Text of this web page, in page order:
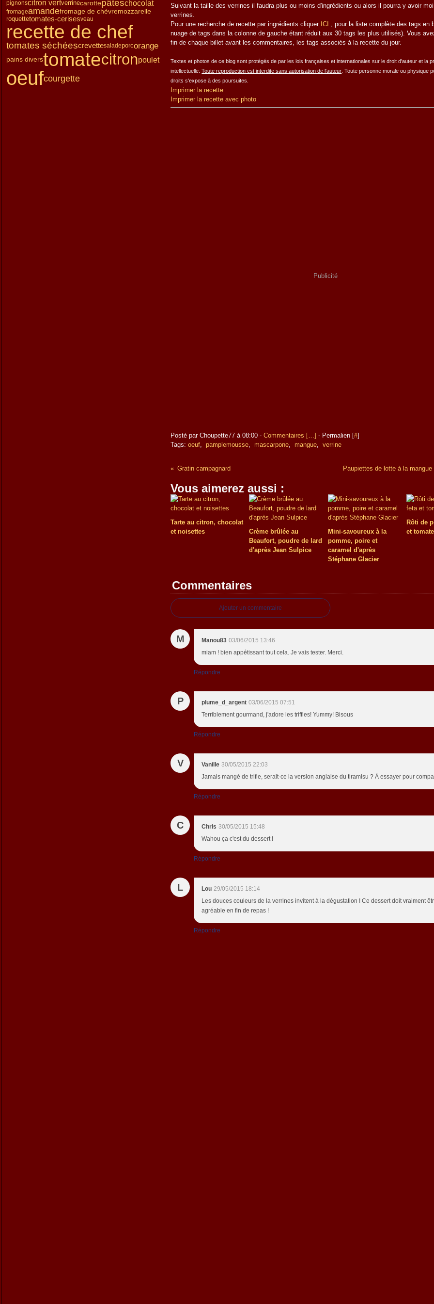
Janvier (13)
Février(12)
Janvier(15)
Mars(15)
Février(15)
Janvier(14)
pignonscitron vertverrinecarottepâteschocolat
fromageamandefromage de chèvremozzarelle
roquettetomates-cerisesveau
recette de chef
tomates séchéescrevettesaladeporcorange
pains diverstomatecitronpoulet
oeufcourgette
Suivant la taille des verrines il faudra plus ou moins d'ingrédients ou alors il pourra y avoir
verrines.
Pour unerecherche de recette par ingrédients cliquer ICI , pour la liste complète des tags en
nuage de tags dans la colonne de gauche étant réduit aux 30 tags les plus utilisés). Vous
fin de chaque billet avant les commentaires, les tags associés à la recette du jour.
Textes et photos de ce blog sont protégés de par les lois françaises et internationales sur le droit d'auteur et la
intellectuelle.Toute reproduction est interdite sans autorisation de l'auteur . Toute personne morale ou physique
droits s'expose à des poursuites.
Imprimer la recette
Imprimer la recette avec photo
Publicité
Posté par Choupette77 à 08:00 -Commentaires […] - Permalien [#]
Tags:oeuf,pamplemousse, mascarpone, mangue,verrine
Gratin campagnard Paupiettes de lotte à la
Vous aimerez aussi :
Tarte au citron, chocolat
et noisettes
Crème brûlée au
Beaufort, poudre de lard
d'après Jean Sulpice
Mini-savoureux à la
pomme, poire et
caramel d'après
Stéphane Glacier
Rôti de
et
Commentaires
Ajouter un commentaire
M Manou83 03/06/2015 13:46
miam ! bien appétissant tout cela. Je vais tester. Merci.
Répondre
P plume_d_argent 03/06/2015 07:51
Terriblement gourmand, j'adore les triffles! Yummy! Bisous
Répondre
V Vanille 30/05/2015 22:03
Jamais mangé de trifle, serait-ce la version anglaise du tiramisu ? À essayer pour
Répondre
C Chris 30/05/2015 15:48
Wahou ça c'est du dessert !
Répondre
L Lou 29/05/2015 18:14
Les douces couleurs de la verrines invitent à la dégustation ! Ce dessert doit vraiment
agréable en fin de repas !
Répondre